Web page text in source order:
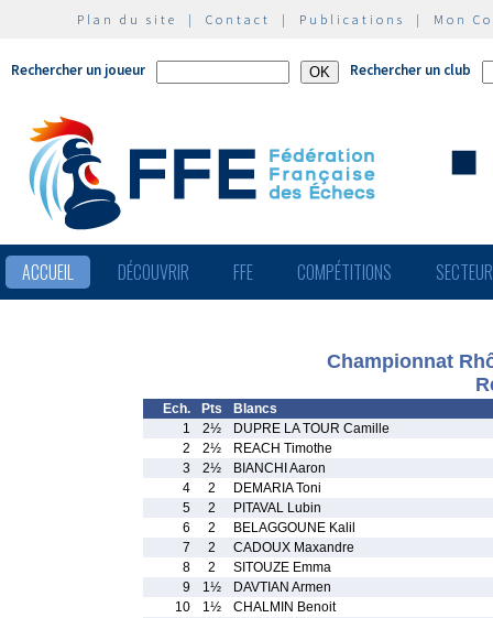
Plan du site | Contact | Publications | Mon
Rechercher un joueur Rechercher un club
ACCUEIL DÉCOUVRIR FFE COMPÉTITIONS
Championnat
Ech. Pts
Blancs
1
2½
DUPRE LA TOUR Camille
2
2½
REACH Timothe
3
2½
BIANCHI Aaron
4
2
DEMARIA Toni
5
2
PITAVAL Lubin
6
2
BELAGGOUNE Kalil
7
2
CADOUX Maxandre
8
2
SITOUZE Emma
9
1½
DAVTIAN Armen
10
1½
CHALMIN Benoit